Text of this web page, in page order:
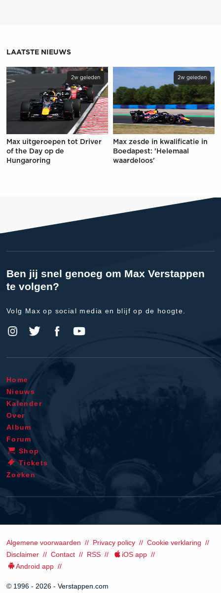
LAATSTE NIEUWS
2w geleden
Max uitgeroepen tot Driver
of the Day op de
Hungaroring
2w geleden
Max zesde in kwalificatie in
Boedapest: 'Helemaal
waardeloos'
Ben jij snel genoeg om Max Verstappen
te volgen?
Volg Max op social media en blijf op de hoogte.
Home
Nieuws
Kalender
Over
Album
Forum
Shop
Tickets
Zoeken
Algemene voorwaarden Privacy policy
Cookie verklaring
Disclaimer
Contact RSS
iOS app
Android app
© 1996 - 2026 - Verstappen.com